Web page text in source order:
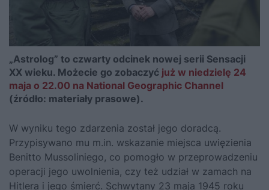
„Astrolog” to czwarty odcinek nowej serii Sensacji
XX wieku. Możecie go zobaczyć już w niedzielę 24
maja o 22.00 na National Geographic Channel
(źródło: materiały prasowe).
W wyniku tego zdarzenia został jego doradcą.
Przypisywano mu m.in. wskazanie miejsca uwięzienia
Benitto Mussoliniego, co pomogło w przeprowadzeniu
operacji jego uwolnienia, czy też udział w zamach na
Hitlera i jego śmierć. Schwytany 23 maja 1945 roku